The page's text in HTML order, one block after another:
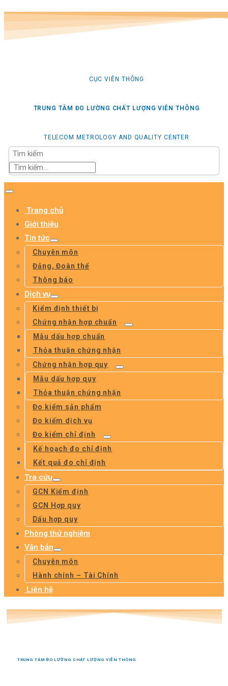
CỤC VIỄN THÔNG
TRUNG TÂM ĐO LƯỜNG CHẤT LƯỢNG VIỄN THÔNG
TELECOM METROLOGY AND QUALITY CENTER
Tìm kiếm
Trang chủ
Giới thiệu
Tin tức
Chuyên môn
Đảng, Đoàn thể
Thông báo
Dịch vụ
Kiểm định thiết bị
Chứng nhận hợp chuẩn
Mẫu dấu hợp chuẩn
Thỏa thuận chứng nhận
Chứng nhận hợp quy
Mẫu dấu hợp quy
Thỏa thuận chứng nhận
Đo kiểm sản phẩm
Đo kiểm dịch vụ
Đo kiểm chỉ định
Kế hoạch đo chỉ định
Kết quả đo chỉ định
Tra cứu
GCN Kiểm định
GCN Hợp quy
Dấu hợp quy
Phòng thử nghiệm
Văn bản
Chuyên môn
Hành chính – Tài Chính
Liên hệ
TRUNG TÂM ĐO LƯỜNG CHÂT LƯỢNG VIỄN THÔNG